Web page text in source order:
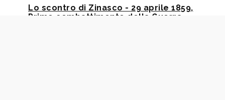
Lo scontro di Zinasco - 29 aprile 1859,
Primo combattimento della Guerra